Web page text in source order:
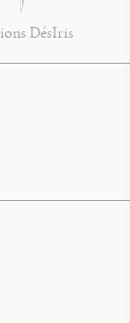
DésIris